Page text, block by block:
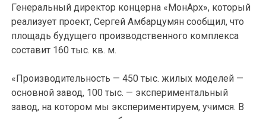
Генеральный директор концерна «МонАрх», который
реализует проект, Сергей Амбарцумян сообщил, что
площадь будущего производственного комплекса
составит 160 тыс. кв. м.
«Производительность — 450 тыс. жилых моделей —
основной завод, 100 тыс. — экспериментальный
завод, на котором мы экспериментируем, учимся. В